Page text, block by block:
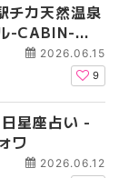
チカ天然温泉
-CABIN-旭
2026.06.15
9
星座占い -
ワ
2026.06.12